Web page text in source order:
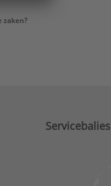
zaken?
Servicebalies